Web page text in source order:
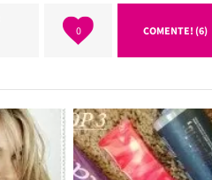
0 COMENTE! (6)